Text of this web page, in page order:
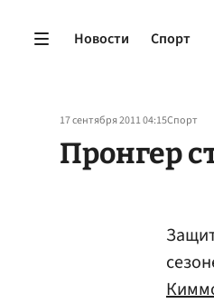
Новости Спорт
17 сентября 2011 04:15Спорт
Пронгер